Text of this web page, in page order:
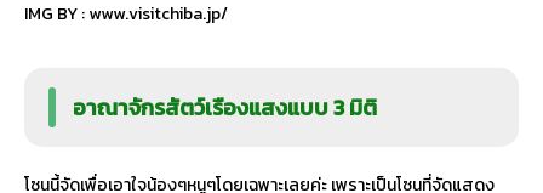
IMG BY :www.visitchiba.jp/
อาณาจักรสัตว์เรืองแสงแบบ 3 มิติ
โซนนี้จัดเพื่อเอาใจน้องๆหนูๆโดยเฉพาะเลยค่ะ เพราะเป็นโซนที่จัดแสดง